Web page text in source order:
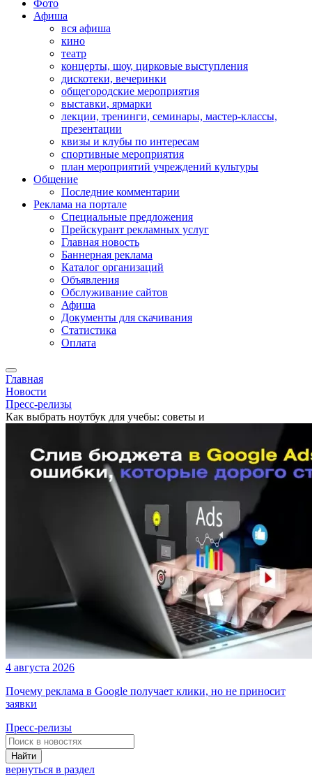
Фото
Афиша
вся афиша
кино
театр
концерты, шоу, цирковые выступления
дискотеки, вечеринки
общегородские мероприятия
выставки, ярмарки
лекции, тренинги, семинары, мастер-классы,
презентации
квизы и клубы по интересам
спортивные мероприятия
план мероприятий учреждений культуры
Общение
Последние комментарии
Реклама на портале
Специальные предложения
Прейскурант рекламных услуг
Главная новость
Баннерная реклама
Каталог организаций
Объявления
Обслуживание сайтов
Афиша
Документы для скачивания
Статистика
Оплата
Главная
Новости
Пресс-релизы
Как выбрать ноутбук для учебы: советы и
4 августа 2026
Почему реклама в Google получает клики, но не приносит
заявки
Пресс-релизы
Найти
вернуться в раздел